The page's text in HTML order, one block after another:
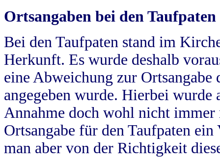
Ortsangaben bei den Taufpaten
Bei den Taufpaten stand im
Herkunft. Es wurde deshalb
eine Abweichung zur
angegeben wurde. Hierbei wurde
Annahme doch wohl nicht
Ortsangabe für den Taufpaten
man aber von der Richtigkeit